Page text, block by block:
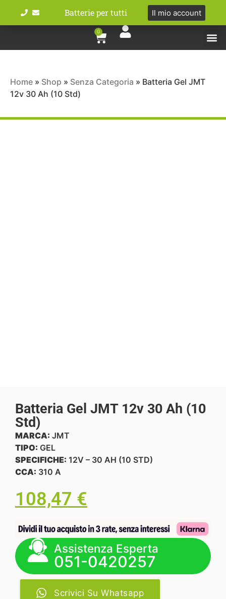
Batterie per tutti Il mio account
0
Home » Shop » Senza Categoria » Batteria Gel JMT
12v 30 Ah (10 Std)
Batteria Gel JMT 12v 30 Ah (10
Std)
MARCA: JMT
TIPO: GEL
SPECIFICHE: 12V – 30 AH (10 STD)
CCA: 310 A
108,47 €
Assistenza Esperta
051-0420257
Scrivici Su Whatsapp